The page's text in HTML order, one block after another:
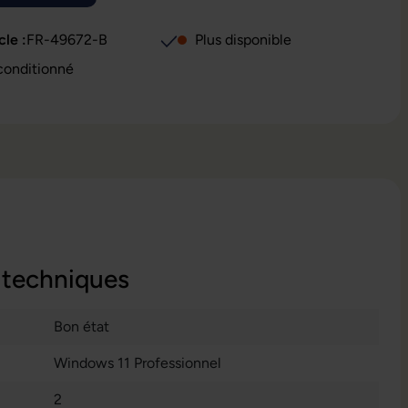
:FR-49672-B
Plus disponible
Bon état
Windows 11 Professionnel
2